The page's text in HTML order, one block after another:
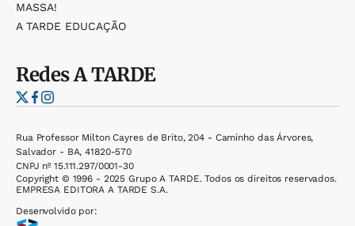
MASSA!
A TARDE EDUCAÇÃO
RedesA TARDE
Rua Professor Milton Cayres de Brito, 204 - Caminho das Árvores,
Salvador - BA, 41820-570
CNPJ nº 15.111.297/0001-30
Copyright © 1996 - 2025 Grupo A TARDE. Todos os direitos reservados.
EMPRESA EDITORA A TARDE S.A.
Desenvolvido por: